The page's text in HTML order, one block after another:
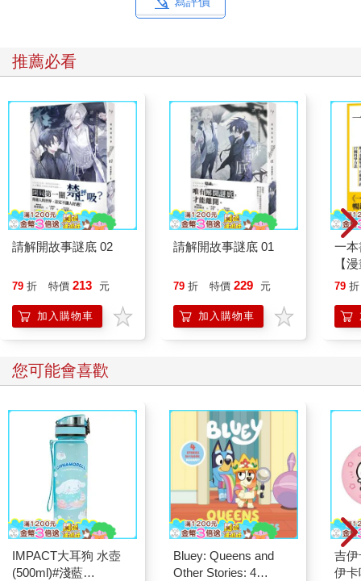
推薦必看
請解開故事謎底 02
79 折 特價 213 元
加入購物車
請解開故事謎底 01
79 折 特價 229 元
加入購物車
一
【
行
「
學方
79 折
您可能會喜歡
IMPACT大耳狗 水壺
(500ml)#淺藍
Bluey: Queens and
Other Stories: 4
吉
伊卡